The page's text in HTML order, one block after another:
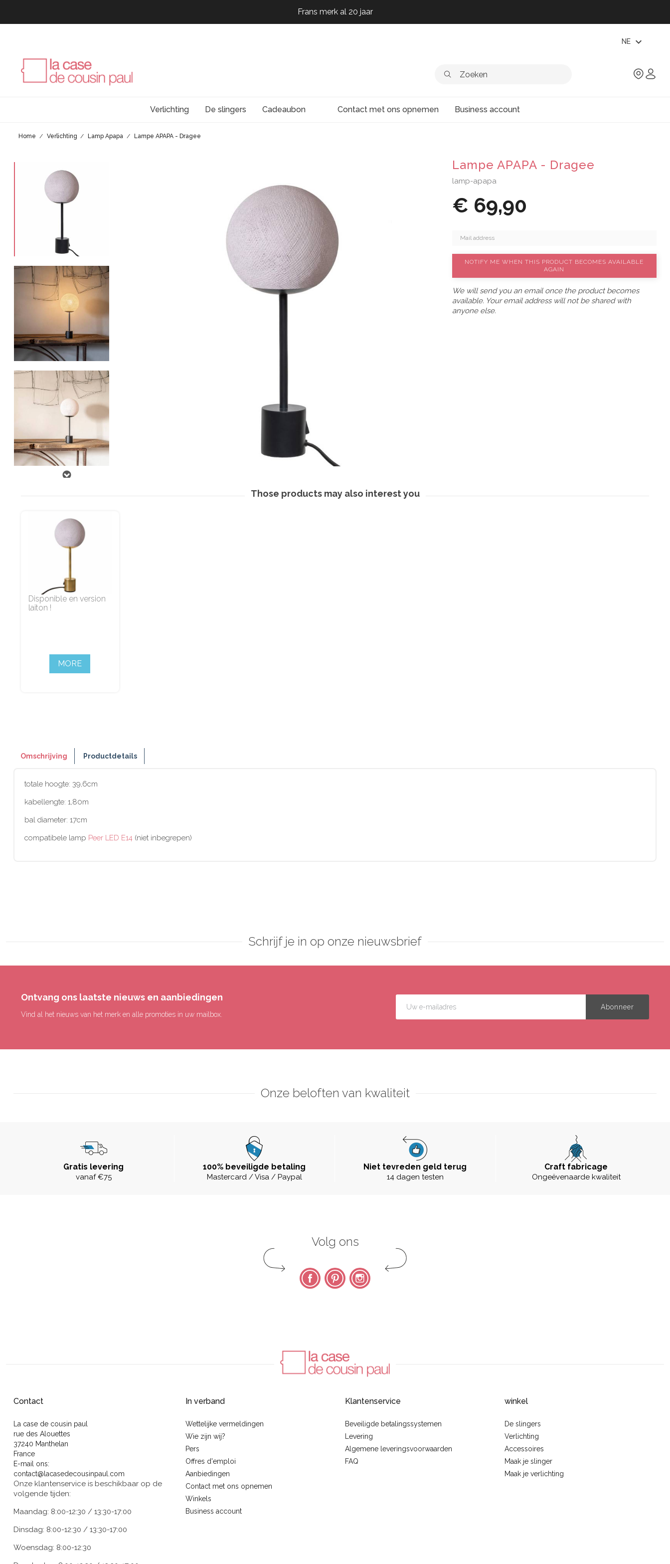
Frans merk al 20 jaar
Frans merk al 20 jaar
NE expand_more
Verlichting De slingers Cadeaubon Contact met ons opnemen Business account
Home Verlichting Lamp Apapa Lampe APAPA - Dragee
Lampe APAPA - Dragee
lamp-apapa
€ 69,90
NOTIFY ME WHEN THIS PRODUCT BECOMES AVAILABLE
AGAIN
We will send you an email once the product becomes
available. Your email address will not be shared with
anyone else.
Those products may also interest you
Disponible en version
laiton !
MORE
Omschrijving Productdetails
totale hoogte: 39,6cm
kabellengte: 1,80m
bal diameter: 17cm
compatibele lamp Peer LED E14 (niet inbegrepen)
Schrijf je in op onze nieuwsbrief
Ontvang ons laatste nieuws en aanbiedingen
Vind al het nieuws van het merk en alle promoties in uw mailbox.
Onze beloften van kwaliteit
Gratis levering
vanaf €75
100% beveiligde betaling
Mastercard / Visa / Paypal
Niet tevreden geld terug
14 dagen testen
Craft fabricage
Ongeëvenaarde kwaliteit
Volg ons
FacebookPinterest Instagram
Contact
La case de cousin paul
rue des Alouettes
37240 Manthelan
France
E-mail ons:
contact@lacasedecousinpaul.com
Onze klantenservice is beschikbaar op de
volgende tijden:
Maandag: 8:00-12:30 / 13:30-17:00
Dinsdag: 8:00-12:30 / 13:30-17:00
Woensdag: 8:00-12:30
In verband
Wettelijke vermeldingen
Wie zijn wij?
Pers
Offres d'emploi
Aanbiedingen
Contact met ons opnemen
Winkels
Business account
Klantenservice
Beveiligde betalingssystemen
Levering
Algemene leveringsvoorwaarden
FAQ
winkel
De slingers
Verlichting
Accessoires
Maak je slinger
Maak je verlichting